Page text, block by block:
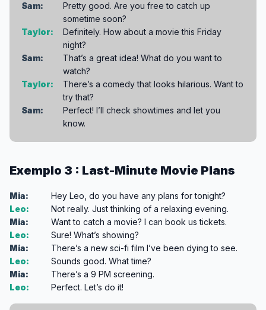
Sam:
Pretty good. Are you free to catch up
sometime soon?
Taylor:
Definitely. How about a movie this Friday
night?
Sam:
That’s a great idea! What do you want to
watch?
Taylor:
There’s a comedy that looks hilarious. Want to
try that?
Sam:
Perfect! I’ll check showtimes and let you
know.
Exemplo 3 : Last-Minute Movie Plans
Mia:
Hey Leo, do you have any plans for tonight?
Leo:
Not really. Just thinking of a relaxing evening.
Mia:
Want to catch a movie? I can book us tickets.
Leo:
Sure! What’s showing?
Mia:
There’s a new sci-fi film I’ve been dying to see.
Leo:
Sounds good. What time?
Mia:
There’s a 9 PM screening.
Leo:
Perfect. Let’s do it!